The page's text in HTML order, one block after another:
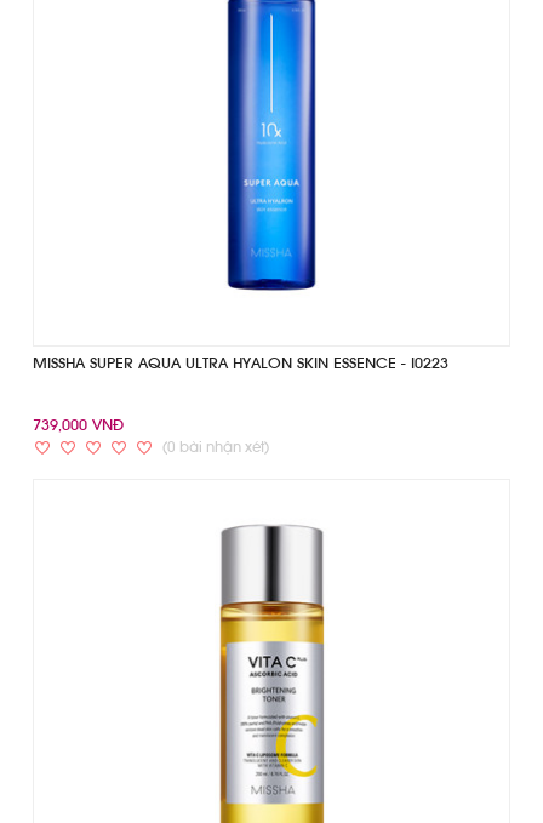
MISSHA SUPER AQUA ULTRA HYALON SKIN ESSENCE - I0223
739,000 VNĐ
(0 bài nhận xét)